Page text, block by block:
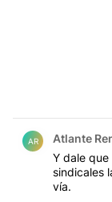
AR Atlante
Y dale que
sindicales
vía.